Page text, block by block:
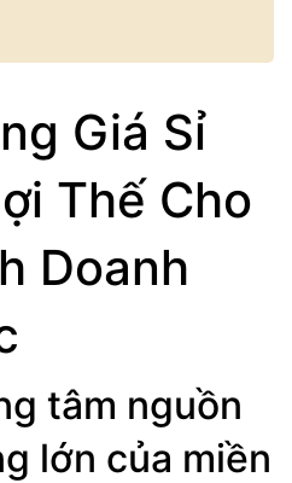
Giá Sỉ
Thế Cho
Doanh
tâm nguồn
lớn của miền